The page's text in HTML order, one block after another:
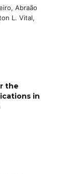
Abraão
L. Vital,
the
in